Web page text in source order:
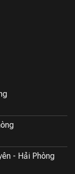
- Hải Phòng